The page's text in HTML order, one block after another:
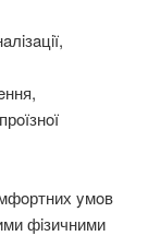
yмoв
фiзичними